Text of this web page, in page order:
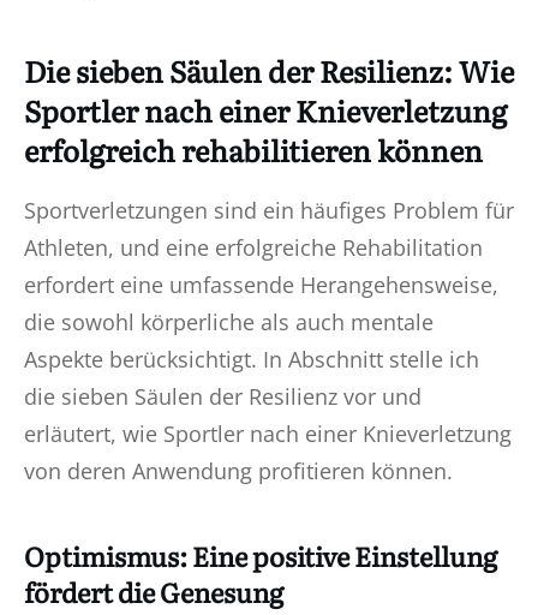
Die sieben Säulen der Resilienz: Wie
Sportler nach einer Knieverletzung
erfolgreich rehabilitieren können
Sportverletzungen sind ein häufiges Problem für
Athleten, und eine erfolgreiche Rehabilitation
erfordert eine umfassende Herangehensweise,
die sowohl körperliche als auch mentale
Aspekte berücksichtigt. In Abschnitt stelle ich
die sieben Säulen der Resilienz vor und
erläutert, wie Sportler nach einer Knieverletzung
von deren Anwendung profitieren können.
Optimismus: Eine positive Einstellung
fördert die Genesung